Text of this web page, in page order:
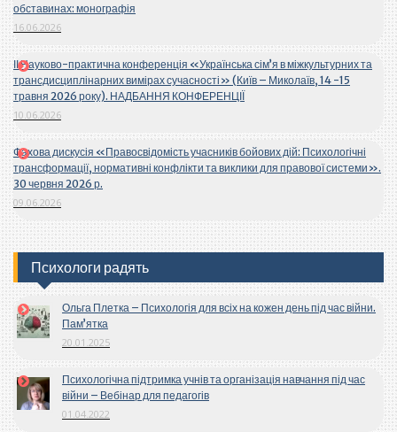
обставинах: монографія
16.06.2026
ІІ Науково-практична конференція «Українська сім’я в міжкультурних та
трансдисциплінарних вимірах сучасності» (Київ – Миколаїв, 14 -15
травня 2026 року). НАДБАННЯ КОНФЕРЕНЦІЇ
10.06.2026
Фахова дискусія «Правосвідомість учасників бойових дій: Психологічні
трансформації, нормативні конфлікти та виклики для правової системи».
30 червня 2026 р.
09.06.2026
Психологи радять
Ольга Плетка – Психологія для всіх на кожен день під час війни.
Пам’ятка
20.01.2025
Психологічна підтримка учнів та організація навчання під час
війни – Вебінар для педагогів
01.04.2022